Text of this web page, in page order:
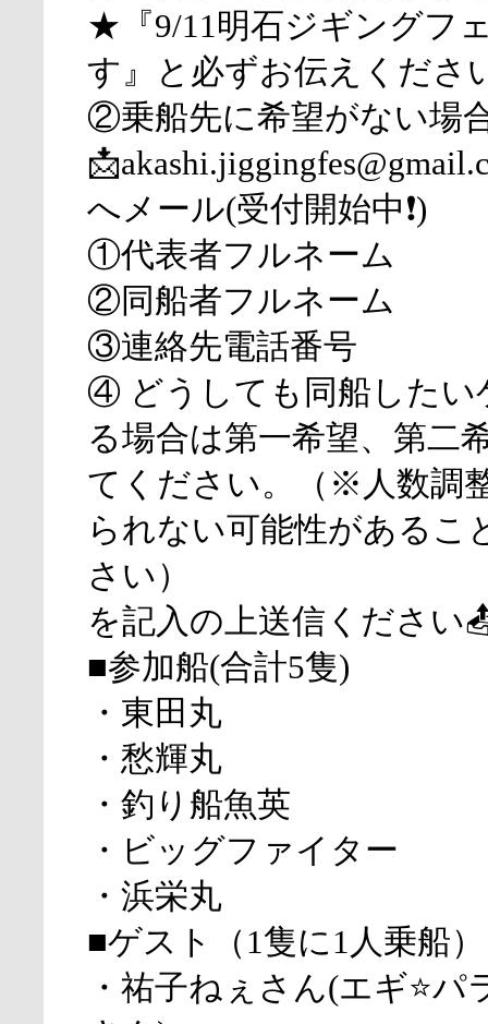
★『9/11明石ジギングフ
す』と必ずお伝えくださ
②乗船先に希望がない場
へメール(受付開始中❗)
①代表者フルネーム
②同船者フルネーム
③連絡先電話番号
④ どうしても同船したい
る場合は第一希望、第二
てください。（※人数調
られない可能性があるこ
さい）
を記入の上送信ください
■参加船(合計5隻)
・東田丸
・愁輝丸
・釣り船魚英
・ビッグファイター
・浜栄丸
■ゲスト（1隻に1人乗船）
・祐子ねぇさん(エギ⭐パ